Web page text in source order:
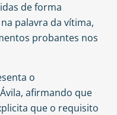
de forma
palavra da vítima,
probantes nos
o
afirmando que
que o requisito